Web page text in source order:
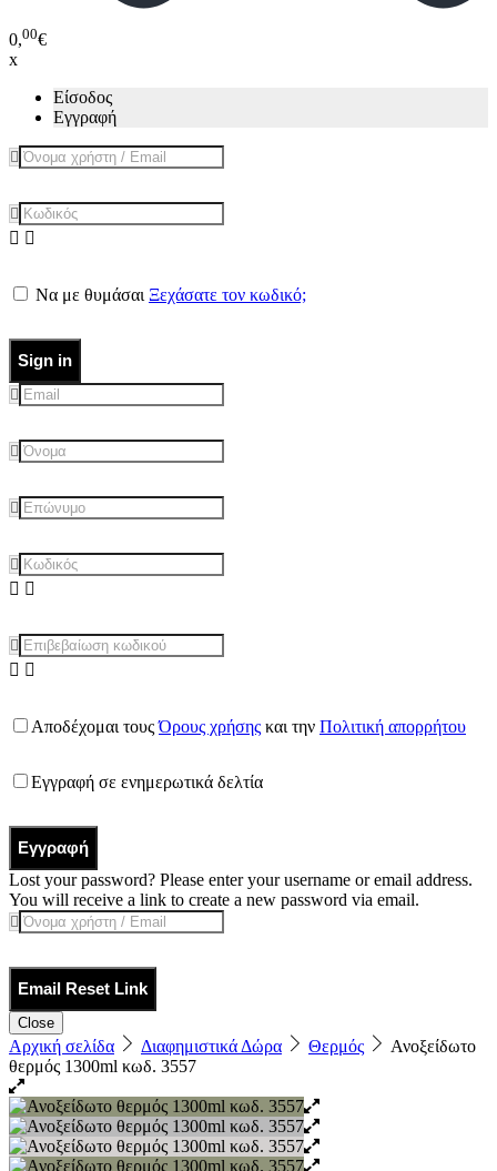
0,00€
x
Είσοδος
Εγγραφή
Να με θυμάσαι Ξεχάσατε τον κωδικό;
Sign in
Αποδέχομαι τουςΌρους χρήσης και την Πολιτική απορρήτου
Εγγραφή σε ενημερωτικά δελτία
Εγγραφή
Lost your password? Please enter your username or email address.
You will receive a link to create a new password via email.
Email Reset Link
Close
Αρχική σελίδα Διαφημιστικά Δώρα Θερμός
Ανοξείδωτο
θερμός 1300ml κωδ. 3557